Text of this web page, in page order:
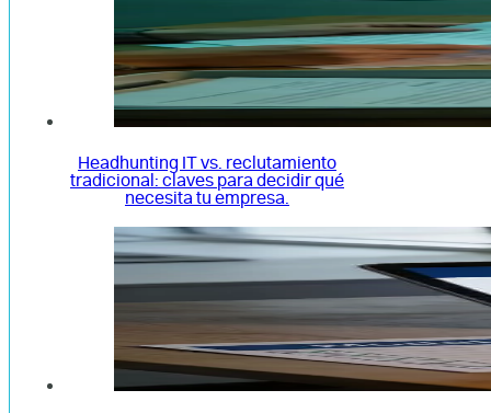
Headhunting IT vs. reclutamiento
tradicional: claves para decidir qué
necesita tu empresa.